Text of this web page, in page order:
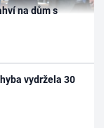
na dům s
vydržela 30